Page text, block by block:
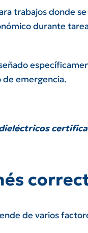
trabajos donde
durante
de emergencia.
de varios